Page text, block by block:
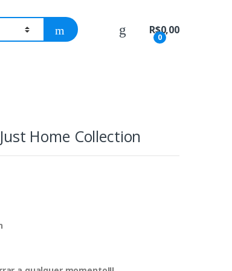
0
R$0,00
Home Collection